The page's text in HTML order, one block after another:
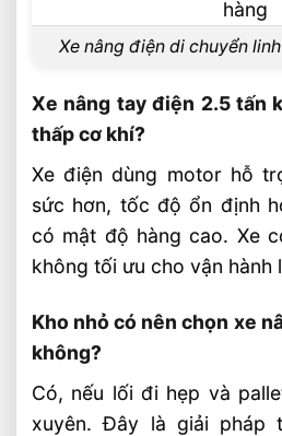
Xe nâng điện di chuyển
Xe nâng tay điện 2.5 tấn
thấp cơ khí?
Xe điện dùng motor hỗ
sức hơn, tốc độ ổn định
có mật độ hàng cao. Xe
không tối ưu cho vận hành
Kho nhỏ có nên chọn xe
không?
Có, nếu lối đi hẹp và
xuyên. Đây là giải pháp